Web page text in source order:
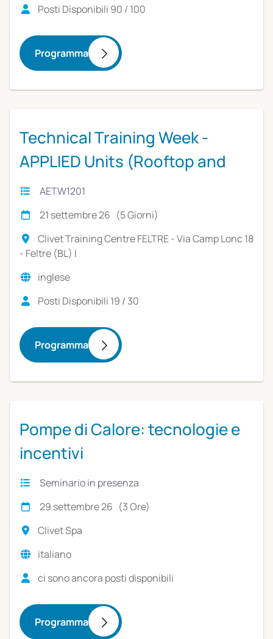
Posti Disponibili 90 / 100
Programma
Technical Training Week -
APPLIED Units (Rooftop and
hydronic solutions)
AETW1201
21 settembre 26 (5 Giorni)
Clivet Training Centre FELTRE - Via Camp Lonc 18
- Feltre (BL) I
inglese
Posti Disponibili 19 / 30
Programma
Pompe di Calore: tecnologie e
incentivi
Seminario in presenza
29 settembre 26 (3 Ore)
Clivet Spa
italiano
ci sono ancora posti disponibili
Programma